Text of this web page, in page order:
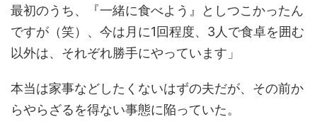
最初のうち、『一緒に食べよう』としつこかったん
ですが（笑）、今は月に1回程度、3人で食卓を囲む
以外は、それぞれ勝手にやっています」
本当は家事などしたくないはずの夫だが、その前か
らやらざるを得ない事態に陥っていた。